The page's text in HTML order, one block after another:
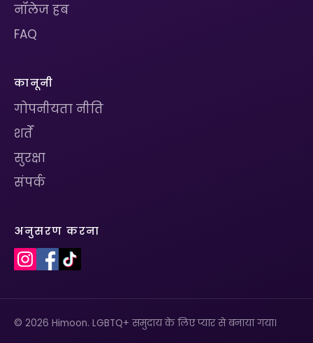
नॉलेज हब
FAQ
कानूनी
गोपनीयता नीति
शर्तें
सुरक्षा
संपर्क
अनुसरण करना
© 2026 Himoon. LGBTQ+ समुदाय के लिए प्यार से बनाया गया।